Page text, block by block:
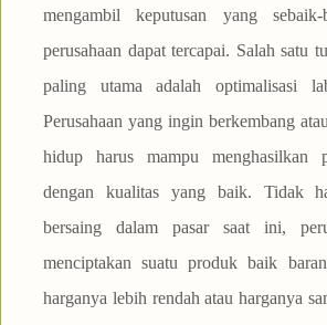
mengambil keputusan yang
perusahaan dapat tercapai. Salah satu
paling utama adalah optimalisasi
Perusahaan yang ingin berkembang
hidup harus mampu menghasilkan
dengan kualitas yang baik. Tidak
bersaing dalam pasar saat ini,
menciptakan suatu produk baik
harganya lebih rendah atau harganya